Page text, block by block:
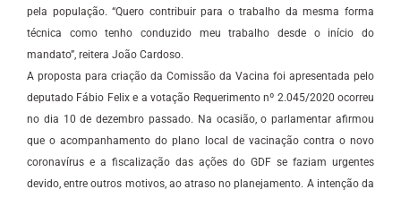
pela população. “Quero contribuir para o trabalho da mesma forma
técnica como tenho conduzido meu trabalho desde o início do
mandato”, reitera João Cardoso.
A proposta para criação da Comissão da Vacina foi apresentada pelo
deputado Fábio Felix e a votação Requerimento nº 2.045/2020 ocorreu
no dia 10 de dezembro passado. Na ocasião, o parlamentar afirmou
que o acompanhamento do plano local de vacinação contra o novo
coronavírus e a fiscalização das ações do GDF se faziam urgentes
devido, entre outros motivos, ao atraso no planejamento. A intenção da